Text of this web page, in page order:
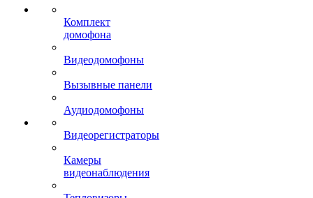
Комплект
домофона
Видеодомофоны
Вызывные панели
Аудиодомофоны
Видеорегистраторы
Камеры
видеонаблюдения